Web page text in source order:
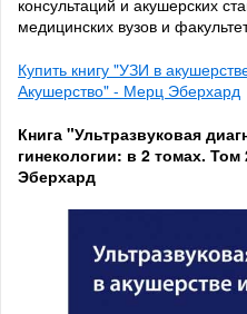
медицинских вузов и
Купить книгу "УЗИ в
Акушерство" - Мерц Эберхард
Книга "Ультразвуковая
гинекологии: в 2 томах.
Эберхард